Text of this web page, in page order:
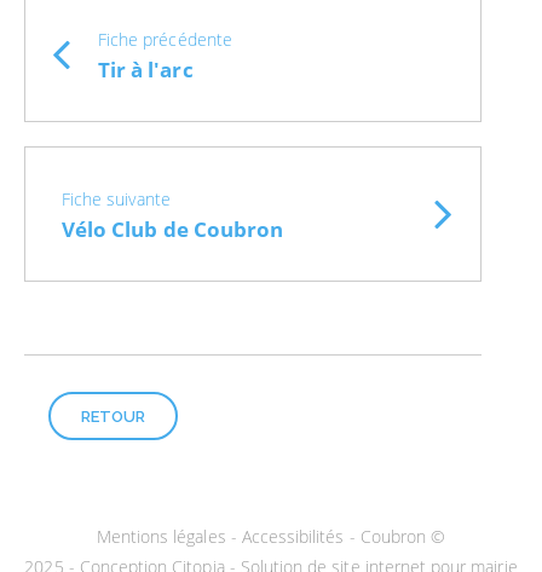
Fiche précédente
Tir à l'arc
Fiche suivante
Vélo Club de Coubron
RETOUR
Mentions légales - Accessibilités - Coubron ©
2025 - Conception Citopia- Solution de site internet pour mairie